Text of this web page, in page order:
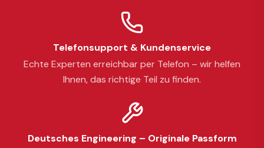
Telefonsupport & Kundenservice
Echte Experten erreichbar per Telefon – wir helfen
Ihnen, das richtige Teil zu finden.
Deutsches Engineering – Originale Passform